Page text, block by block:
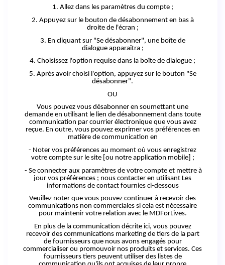
1. Allez dans les paramètres du compte ;
2. Appuyez sur le bouton de désabonnement en bas à
droite de l'écran ;
3. En cliquant sur "Se désabonner", une boîte de
dialogue apparaîtra ;
4. Choisissez l'option requise dans la boîte de dialogue ;
5. Après avoir choisi l'option, appuyez sur le bouton "Se
désabonner".
OU
Vous pouvez vous désabonner en soumettant une
demande en utilisant le lien de désabonnement dans toute
communication par courrier électronique que vous avez
reçue. En outre, vous pouvez exprimer vos préférences en
matière de communication en
- Noter vos préférences au moment où vous enregistrez
votre compte sur le site [ou notre application mobile] ;
- Se connecter aux paramètres de votre compte et mettre à
jour vos préférences ; nous contacter en utilisant Les
informations de contact fournies ci-dessous
Veuillez noter que vous pouvez continuer à recevoir des
communications non commerciales si cela est nécessaire
pour maintenir votre relation avec le MDForLives.
En plus de la communication décrite ici, vous pouvez
recevoir des communications marketing de tiers de la part
de fournisseurs que nous avons engagés pour
commercialiser ou promouvoir nos produits et services. Ces
fournisseurs tiers peuvent utiliser des listes de